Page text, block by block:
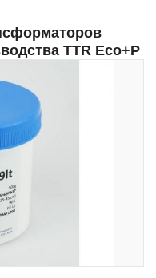
TTR Eco+P